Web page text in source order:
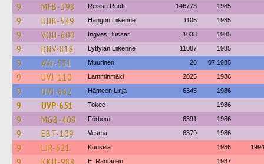
9 MFB-398 Reissu Ruoti 146773 1985
9 UUK-549 Hangon Liikenne 1105 1985
9 VOU-600 Ingves Bussar 1038 1985
9 BNV-818 Lyttylän Liikenne 11087 1985
9 AVJ-531 Muurinen 20 07.1985
9 UVJ-110 Lamminmäki 2025 1986
9 UVJ-662 Hämeen Linja 6345 1986
9 UVP-651 Tokee 1986
9 MGB-409 Förbom 6391 1986
9 EBT-109 Vesma 6379 1986
9 LJR-621 Kuusela 1986 1994
9 KKH-988 E. Rantanen 1987